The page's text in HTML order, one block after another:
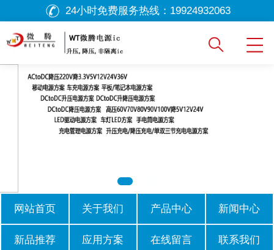
24小时免费服务热线： 19924932063
网站首页 关于我们 产品中心 新闻中心
新品推荐 应用方案 在线留言 联系我们